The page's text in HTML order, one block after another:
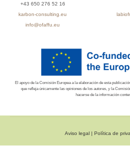
+43 650 276 52 16
karbon-consulting.eu
info@ofaffu.eu
El apoyo de la Comisión Europea a la elaboración de esta
que refleja únicamente las opiniones de los autores, y la
hacerse de la información
Aviso legal | Política de